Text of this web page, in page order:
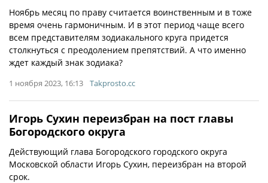
Ноябрь месяц по праву считается воинственным и в тоже
время очень гармоничным. И в этот период чаще всего
всем представителям зодиакального круга придется
столкнуться с преодолением препятствий. А что именно
ждет каждый знак зодиака?
1 ноября 2023, 16:13 Takprosto.cc
Игорь Сухин переизбран на пост главы
Богородского округа
Действующий глава Богородского городского округа
Московской области Игорь Сухин, переизбран на второй
срок.